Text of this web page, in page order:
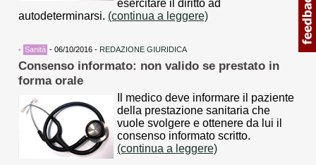
esercitare il diritto ad
autodeterminarsi. (continua a leggere)
• Sanità - 06/10/2016 - REDAZIONE GIURIDICA
Consenso informato: non valido se prestato in
forma orale
Il medico deve informare il paziente
della prestazione sanitaria che
vuole svolgere e ottenere da lui il
consenso informato scritto.
(continua a leggere)